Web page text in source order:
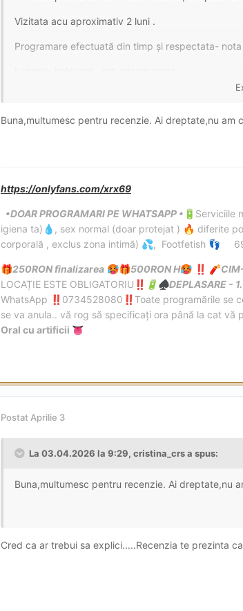
Vizitata acu aproximativ 2 luni .
Programare efectuată din timp și respectata-
mitraliat-o și am finalizat.
Igiena- nu pot nota ,nu i-am dat limbi în pizda,
GFE - nu notez , bineînțeles ca am achitat
Atitudinea însă o notez cu 9 , pentru ca în
prietenoasa.
Pe partea de servicii însă.... se vede mai sus.
O zi buna va doresc !
Buna,multumesc pentru recenzie. Ai dreptate,nu am
https://onlyfans.com/xrx69
•DOAR PROGRAMARI PE WHATSAPP • 🔋 Serviciile
igiena ta) 💧 , sex normal (doar protejat ) 🔥 diferite
corporală , exclus zona intimă) 💦, Footfetish 👣
🎁250RON finalizarea 🥵🎁500RON H🥵 ‼️ 🧨
LOCAȚIE ESTE OBLIGATORIU ‼️ 🔋♠️DEPLASARE -
WhatsApp ‼️ 0734528080 ‼️ Toate programările se
se va anula.. vă rog să specificați ora până la cat vă
Oral cu artificii 👅
Postat Aprilie 3
La 03.04.2026 la 9:29, cristina_crsa spus:
Buna,multumesc pentru recenzie. Ai dreptate,nu
Cred ca ar trebui sa explici.....Recenzia te prezinta